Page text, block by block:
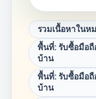
รวมเนื้อหาในห
พื้นที่:รับซื้อมือถื
บ้าน
พื้นที่:รับซื้อมือถื
บ้าน